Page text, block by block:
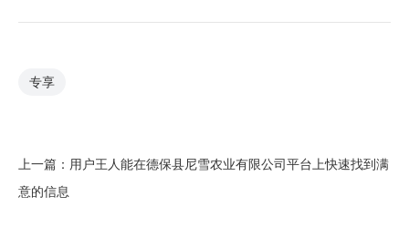
专享
上一篇： 用户王人能在德保县尼雪农业有限公司平台上快速找到满
意的信息